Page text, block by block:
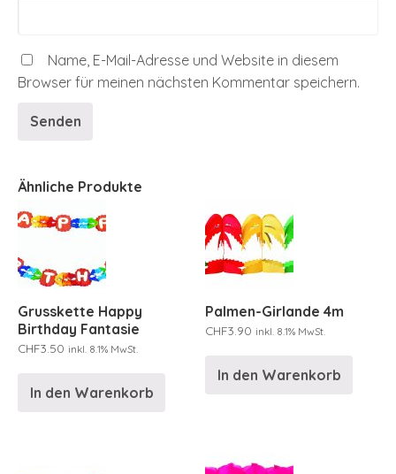
Name, E-Mail-Adresse und Website in diesem
Browser für meinen nächsten Kommentar speichern.
Ähnliche Produkte
Grusskette Happy
Birthday Fantasie
CHF3.50 inkl. 8.1% MwSt.
In den Warenkorb
Palmen-Girlande 4m
CHF3.90 inkl. 8.1% MwSt.
In den Warenkorb